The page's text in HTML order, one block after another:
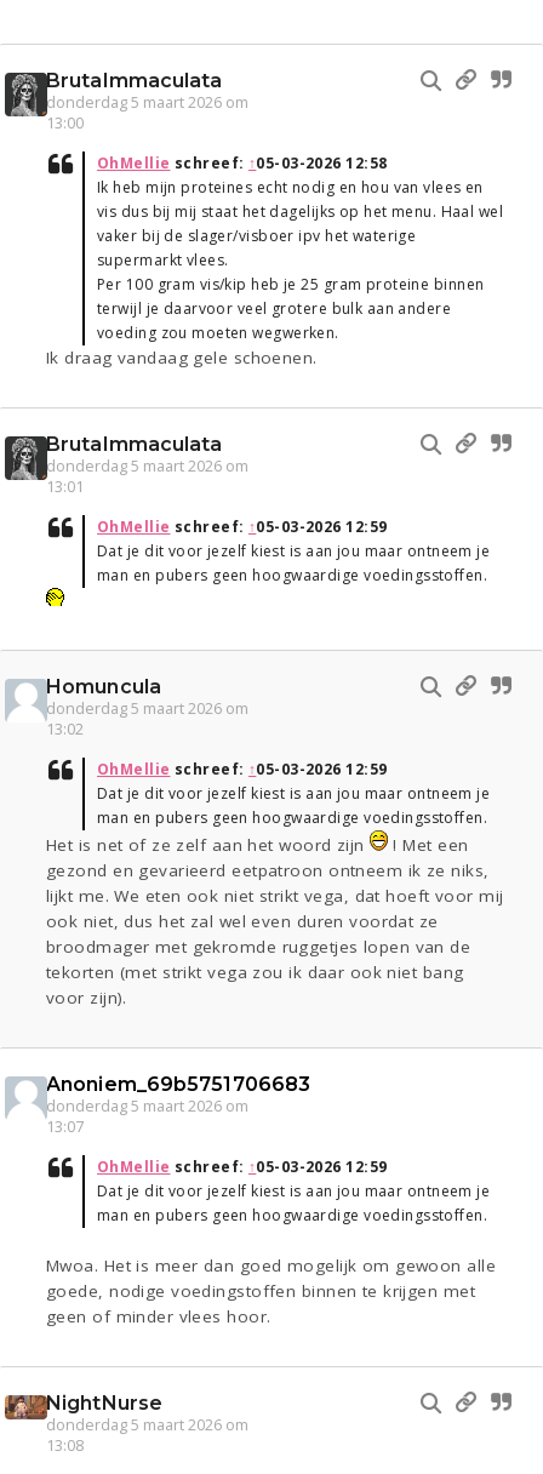
BrutaImmaculata
donderdag 5 maart 2026 om
13:00
OhMellie schreef: ↑05-03-2026 12:58
Ik heb mijn proteines echt nodig en hou van vlees en
vis dus bij mij staat het dagelijks op het menu. Haal wel
vaker bij de slager/visboer ipv het waterige
supermarkt vlees.
Per 100 gram vis/kip heb je 25 gram proteine binnen
terwijl je daarvoor veel grotere bulk aan andere
voeding zou moeten wegwerken.
Ik draag vandaag gele schoenen.
BrutaImmaculata
donderdag 5 maart 2026 om
13:01
OhMellie schreef: ↑05-03-2026 12:59
Dat je dit voor jezelf kiest is aan jou maar ontneem je
man en pubers geen hoogwaardige voedingsstoffen.
Homuncula
donderdag 5 maart 2026 om
13:02
OhMellie schreef: ↑05-03-2026 12:59
Dat je dit voor jezelf kiest is aan jou maar ontneem je
man en pubers geen hoogwaardige voedingsstoffen.
Het is net of ze zelf aan het woord zijn
! Met een
gezond en gevarieerd eetpatroon ontneem ik ze niks,
lijkt me. We eten ook niet strikt vega, dat hoeft voor mij
ook niet, dus het zal wel even duren voordat ze
broodmager met gekromde ruggetjes lopen van de
tekorten (met strikt vega zou ik daar ook niet bang
voor zijn).
Anoniem_69b5751706683
donderdag 5 maart 2026 om
13:07
OhMellie schreef: ↑05-03-2026 12:59
Dat je dit voor jezelf kiest is aan jou maar ontneem je
man en pubers geen hoogwaardige voedingsstoffen.
Mwoa. Het is meer dan goed mogelijk om gewoon alle
goede, nodige voedingstoffen binnen te krijgen met
geen of minder vlees hoor.
NightNurse
donderdag 5 maart 2026 om
13:08